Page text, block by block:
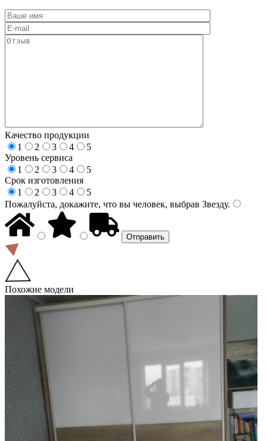
Качество продукции
1
2 3 4
5
Уровень сервиса
1
2 3 4
5
Срок изготовления
1
2 3 4
5
Пожалуйста, докажите, что вы человек, выбрав Звезду.
Похожие модели